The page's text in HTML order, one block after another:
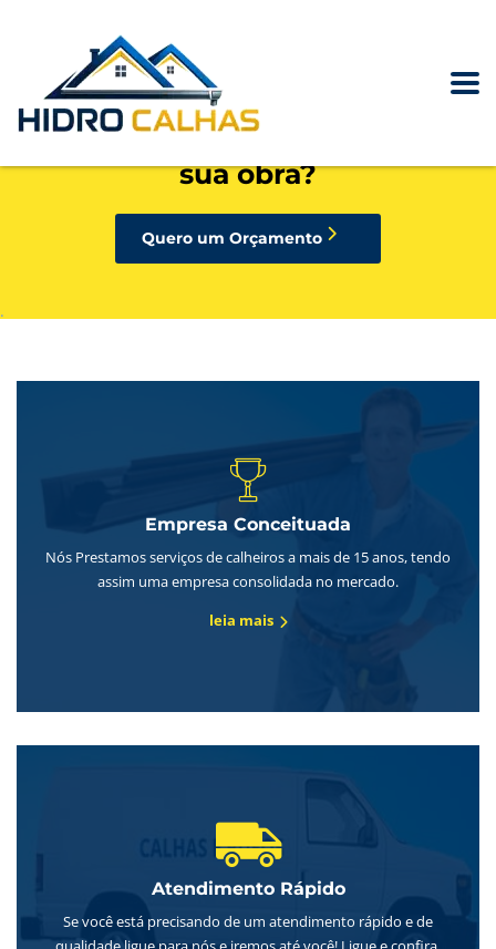
precisando de calhas, rufos,
pingadeiras ou condutores para
sua obra?
Quero um Orçamento
.
Empresa Conceituada
Nós Prestamos serviços de calheiros a mais de 15 anos, tendo
assim uma empresa consolidada no mercado.
leia mais
Atendimento Rápido
Se você está precisando de um atendimento rápido e de